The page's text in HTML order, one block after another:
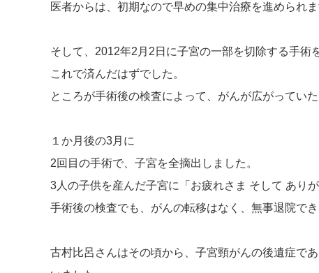
医者からは、初期なので早めの集中治療を進められま
そして、2012年2月2日に子宮の一部を切除する手術
これで済んだはずでした。
ところが手術後の検査によって、がんが広がっていた
１か月後の3月に
2回目の手術で、子宮を全摘出しました。
3人の子供を産んだ子宮に「お疲れさま そして あり
手術後の検査でも、がんの転移はなく、無事退院でき
古村比呂さんはその頃から、子宮頸がんの後遺症で